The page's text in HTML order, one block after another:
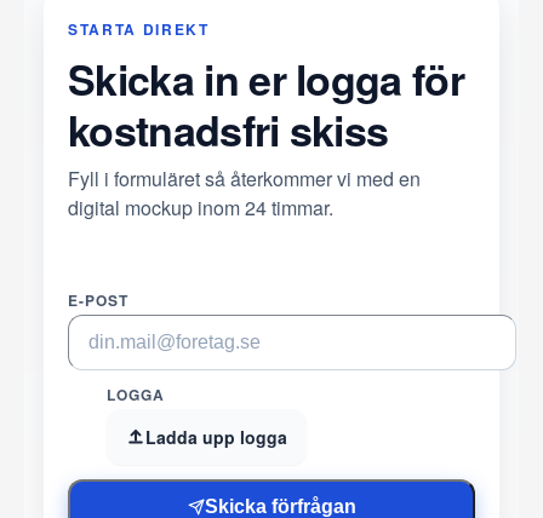
STARTA DIREKT
Skicka in er logga för
kostnadsfri skiss
Fyll i formuläret så återkommer vi med en
digital mockup inom 24 timmar.
E-POST
LOGGA
Ladda upp logga
Skicka förfrågan